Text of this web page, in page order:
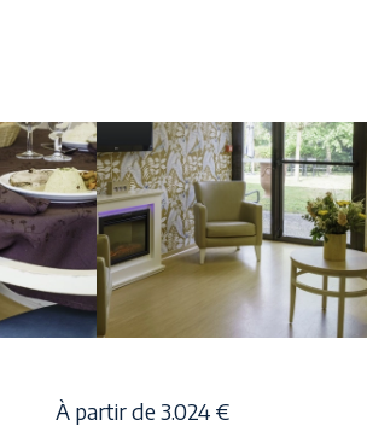
À partir de 3.024 €